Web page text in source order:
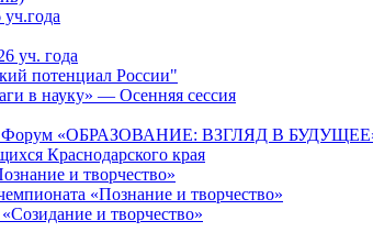
уч. года
потенциал России"
в науку» — Осенняя сессия
Форум «ОБРАЗОВАНИЕ: ВЗГЛЯД В
Краснодарского края
и творчество»
«Познание и творчество»
и творчество»